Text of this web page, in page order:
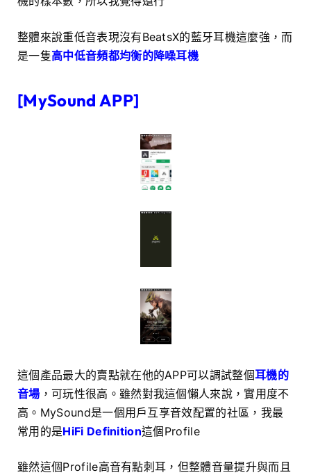
整體來說重低音表現沒有BeatsX的藍牙耳機這麼強，而
是一隻高中低音頻都均衡的降噪耳機
[MySound APP]
這個產品最大的賣點就在他的APP可以調試整個耳機的
音場 ，可玩性很高。雖然對我這個懶人來說，實用度不
高。MySound是一個用戶互享音效配置的社區，我最
常用的是HiFi Definition這個Profile
雖然這個Profile高音有點刺耳，但整體音量提升與而且